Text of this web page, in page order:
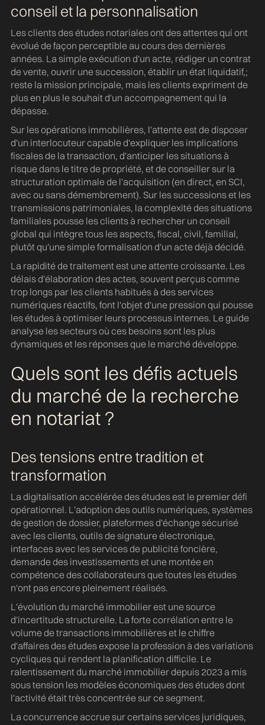
conseil et la personnalisation
Les clients des études notariales ont des attentes qui ont
évolué de façon perceptible au cours des dernières
années. La simple exécution d'un acte, rédiger un contrat
de vente, ouvrir une succession, établir un état liquidatif,;
reste la mission principale, mais les clients expriment de
plus en plus le souhait d'un accompagnement qui la
dépasse.
Sur les opérations immobilières, l'attente est de disposer
d'un interlocuteur capable d'expliquer les implications
fiscales de la transaction, d'anticiper les situations à
risque dans le titre de propriété, et de conseiller sur la
structuration optimale de l'acquisition (en direct, en SCI,
avec ou sans démembrement). Sur les successions et les
transmissions patrimoniales, la complexité des situations
familiales pousse les clients à rechercher un conseil
global qui intègre tous les aspects, fiscal, civil, familial,
plutôt qu'une simple formalisation d'un acte déjà décidé.
La rapidité de traitement est une attente croissante. Les
délais d'élaboration des actes, souvent perçus comme
trop longs par les clients habitués à des services
numériques réactifs, font l'objet d'une pression qui pousse
les études à optimiser leurs processus internes. Le guide
analyse les secteurs où ces besoins sont les plus
dynamiques et les réponses que le marché développe.
Quels sont les défis actuels
du marché de la recherche
en notariat ?
Des tensions entre tradition et
transformation
La digitalisation accélérée des études est le premier défi
opérationnel. L'adoption des outils numériques, systèmes
de gestion de dossier, plateformes d'échange sécurisé
avec les clients, outils de signature électronique,
interfaces avec les services de publicité foncière,
demande des investissements et une montée en
compétence des collaborateurs que toutes les études
n'ont pas encore pleinement réalisés.
L'évolution du marché immobilier est une source
d'incertitude structurelle. La forte corrélation entre le
volume de transactions immobilières et le chiffre
d'affaires des études expose la profession à des variations
cycliques qui rendent la planification difficile. Le
ralentissement du marché immobilier depuis 2023 a mis
sous tension les modèles économiques des études dont
l'activité était très concentrée sur ce segment.
La concurrence accrue sur certains services juridiques,